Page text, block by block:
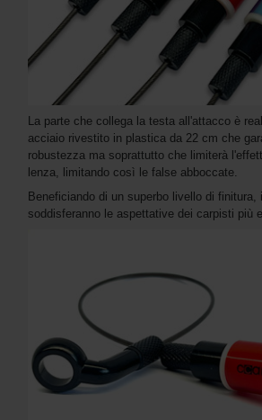
La parte che collega la testa all'attacco è
acciaio rivestito in plastica da 22 cm che
robustezza ma soprattutto che limiterà
lenza, limitando così le false abboccate.
Beneficiando di un superbo livello di finitura,
soddisferanno le aspettative dei carpisti più